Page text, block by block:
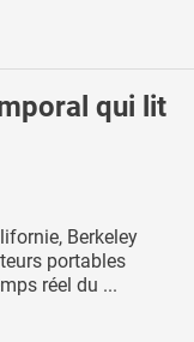
qui lit
Berkeley
portables
réel du ...